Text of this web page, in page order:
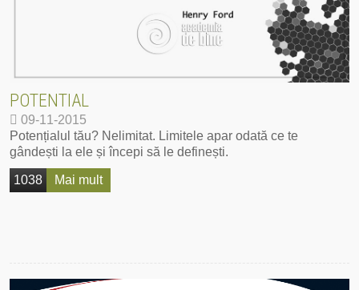
POTENTIAL
09-11-2015
Potențialul tău? Nelimitat. Limitele apar odată ce te
gândești la ele și începi să le definești.
Mai mult
1038